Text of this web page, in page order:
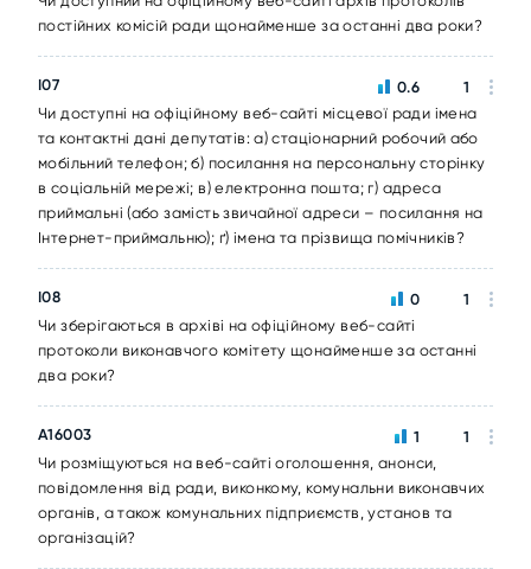
постійних комісій ради щонайменше за останні два роки?
I07
Чи доступні на офіційному веб-сайті місцевої ради імена
та контактні дані депутатів: а) стаціонарний робочий або
мобільний телефон; б) посилання на персональну сторінку
в соціальній мережі; в) електронна пошта; г) адреса
приймальні (або замість звичайної адреси – посилання на
Інтернет-приймальню); ґ) імена та прізвища помічників?
0.6 1
I08
Чи зберігаються в архіві на офіційному веб-сайті
протоколи виконавчого комітету щонайменше за останні
два роки?
0 1
A16003
Чи розміщуються на веб-сайті оголошення, анонси,
повідомлення від ради, виконкому, комунальни виконавчих
органів, а також комунальних підприємств, установ та
організацій?
1 1